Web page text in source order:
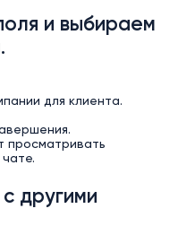
и выбираем
для клиента.
просматривать
другими